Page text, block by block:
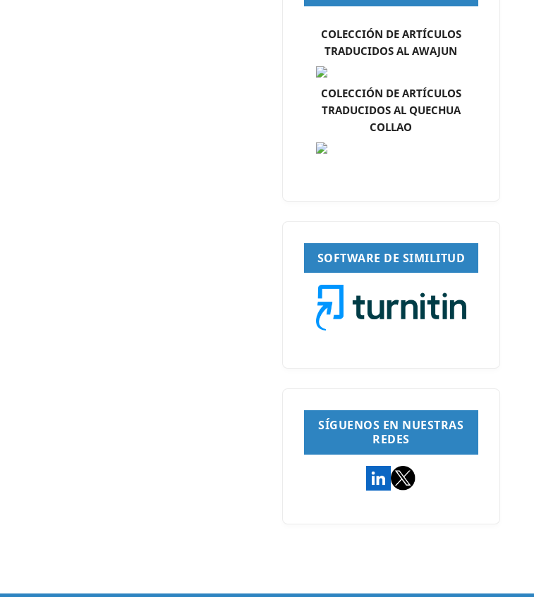
COLECCIÓN DE ARTÍCULOS
TRADUCIDOS AL AWAJUN
COLECCIÓN DE ARTÍCULOS
TRADUCIDOS AL QUECHUA
COLLAO
SOFTWARE DE SIMILITUD
SÍGUENOS EN NUESTRAS
REDES